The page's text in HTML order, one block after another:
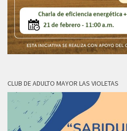
CLUB DE ADULTO MAYOR LAS VIOLETAS